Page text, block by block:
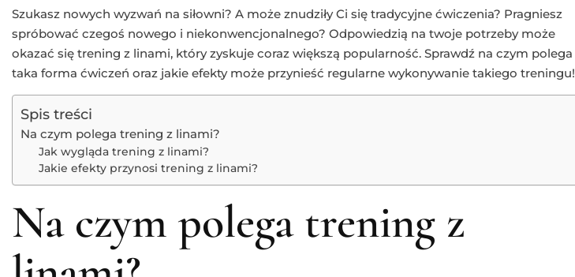
Szukasz nowych wyzwań na siłowni? A może znudziły Ci się tradycyjne ćwiczenia? Pragniesz
spróbować czegoś nowego i niekonwencjonalnego? Odpowiedzią na twoje potrzeby może
okazać się trening z linami, który zyskuje coraz większą popularność. Sprawdź na czym polega
taka forma ćwiczeń oraz jakie efekty może przynieść regularne wykonywanie takiego treningu!
Spis treści
Na czym polega trening z linami?
Jak wygląda trening z linami?
Jakie efekty przynosi trening z linami?
Na czym polega trening z